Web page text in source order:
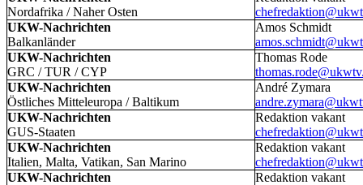
Nordafrika / Naher Osten
UKW-Nachrichten
Balkanländer
Amos Schmidt
UKW-Nachrichten
GRC / TUR / CYP
Thomas Rode
UKW-Nachrichten
Östliches Mitteleuropa / Baltikum
André Zymara
UKW-Nachrichten
GUS-Staaten
Redaktion vakant
UKW-Nachrichten
Italien, Malta, Vatikan, San Marino
Redaktion vakant
UKW-Nachrichten
Redaktion vakant